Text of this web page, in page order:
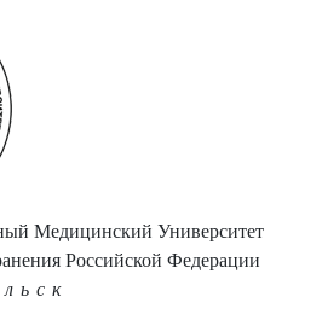
Медицинский Университет
Российской Федерации